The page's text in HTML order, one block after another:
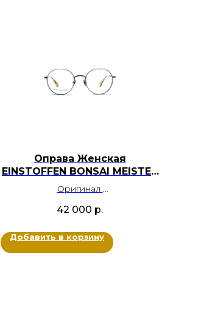
Оправа Женская
EINSTOFFEN BONSAI MEISTER
Оригинал
Цвет: Золотой, Светло-голубой
42 000 р.
Добавить в корзину